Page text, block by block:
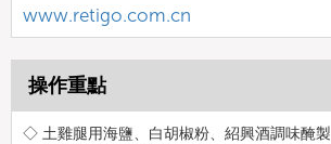
www.retigo.com.cn
操作重點
◇ 土雞腿用海鹽、白胡椒粉、紹興酒調味醃製